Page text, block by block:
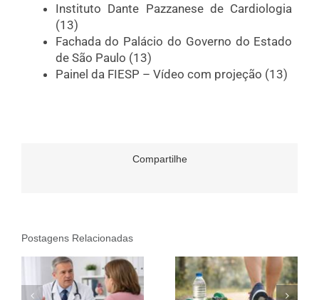
Instituto Dante Pazzanese de Cardiologia
(13)
Fachada do Palácio do Governo do Estado
de São Paulo (13)
Painel da FIESP – Vídeo com projeção (13)
Compartilhe
Postagens Relacionadas